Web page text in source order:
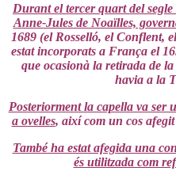
Durant el tercer quart del
Anne-Jules de Noaïlles,
1689 (el Rosselló, el Conflent,
estat incorporats a França el
que ocasionà la retirada de
havia a la
Posteriorment la capella va ser
a ovelles, així com un cos
També ha estat afegida una
és utilitzada com